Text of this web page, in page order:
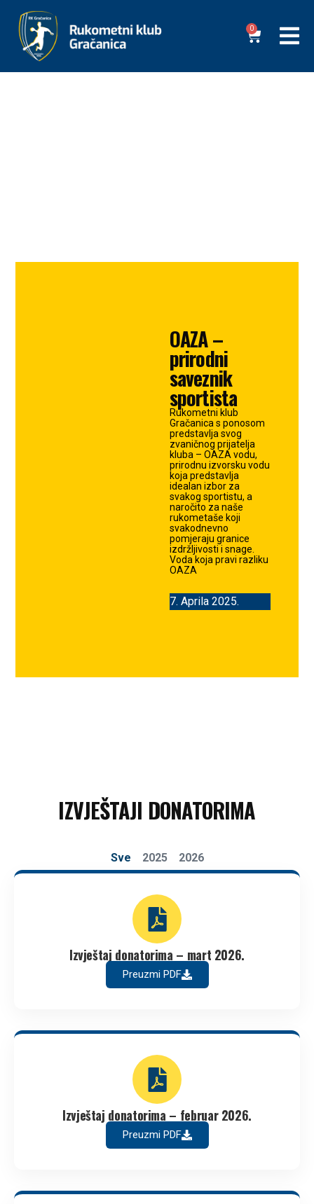
0
FAN SHOPOAZA –
prirodni
saveznik
sportista
Rukometni klub
Gračanica s ponosom
predstavlja svog
zvaničnog prijatelja
kluba – OAZA vodu,
prirodnu izvorsku vodu
koja predstavlja
idealan izbor za
svakog sportistu, a
naročito za naše
rukometaše koji
svakodnevno
pomjeraju granice
izdržljivosti i snage.
Voda koja pravi razliku
OAZA
7. Aprila 2025.
IZVJEŠTAJI DONATORIMA
2025 2026
Sve
Izvještaj donatorima – mart 2026.
Preuzmi PDF
Izvještaj donatorima – februar 2026.
Preuzmi PDF